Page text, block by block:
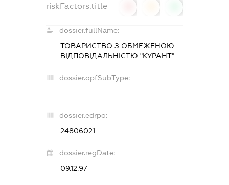
riskFactors.title
dossier.fullName:
ТОВАРИСТВО З ОБМЕЖЕНОЮ
ВІДПОВІДАЛЬНІСТЮ "КУРАНТ"
dossier.opfSubType:
-
dossier.edrpo:
24806021
dossier.regDate:
09.12.97